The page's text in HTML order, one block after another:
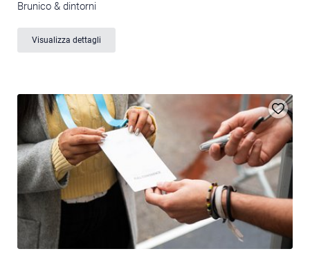
Brunico & dintorni
Visualizza dettagli